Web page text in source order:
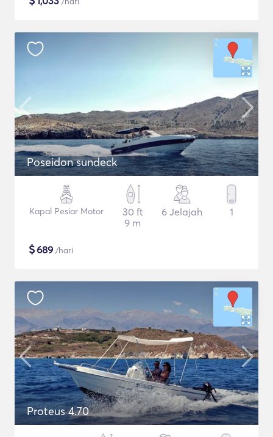
Poseidon sundeck
Kapal Pesiar Motor
30 ft
9 m
6 Jelajah 1
$689 /hari
Proteus 4.70